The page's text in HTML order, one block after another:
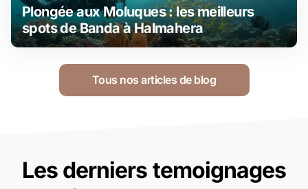
Plongée aux Moluques : les meilleurs
spots de Banda à Halmahera
Tous nos articles de blog
Les derniers temoignages